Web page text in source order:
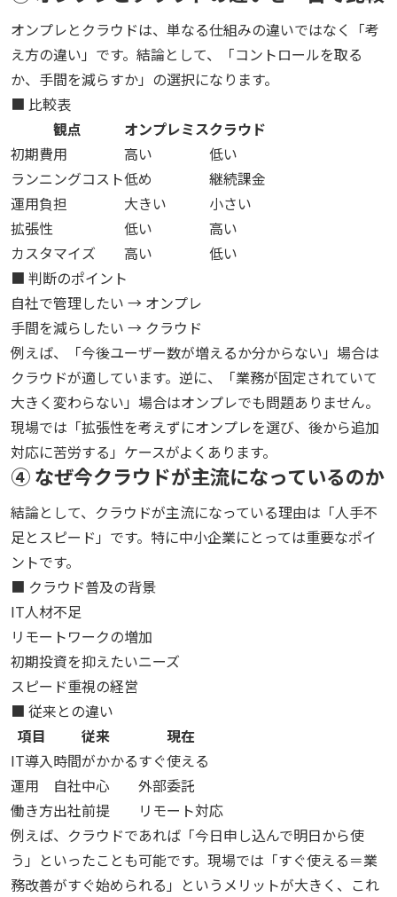
オンプレとクラウドは、単なる仕組みの違いではなく「考
え方の違い」です。結論として、「コントロールを取る
か、手間を減らすか」の選択になります。
■ 比較表
観点
オンプレミスクラウド
初期費用
高い
低い
ランニングコスト低め
継続課金
運用負担
大きい
小さい
拡張性
低い
高い
カスタマイズ
高い
低い
■ 判断のポイント
自社で管理したい → オンプレ
手間を減らしたい → クラウド
例えば、「今後ユーザー数が増えるか分からない」場合は
クラウドが適しています。逆に、「業務が固定されていて
大きく変わらない」場合はオンプレでも問題ありません。
現場では「拡張性を考えずにオンプレを選び、後から追加
対応に苦労する」ケースがよくあります。
④ なぜ今クラウドが主流になっているのか
結論として、クラウドが主流になっている理由は「人手不
足とスピード」です。特に中小企業にとっては重要なポイ
ントです。
■ クラウド普及の背景
IT人材不足
リモートワークの増加
初期投資を抑えたいニーズ
スピード重視の経営
■ 従来との違い
項目
従来
現在
IT導入時間がかかるすぐ使える
運用
自社中心
外部委託
働き方出社前提
リモート対応
例えば、クラウドであれば「今日申し込んで明日から使
う」といったことも可能です。現場では「すぐ使える＝業
務改善がすぐ始められる」というメリットが大きく、これ